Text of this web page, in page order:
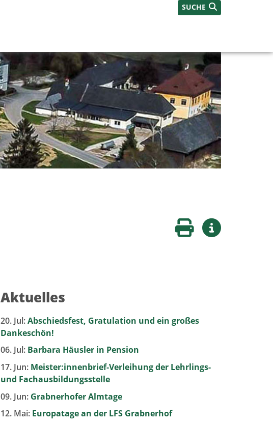
SUCHE
Seite druckenWeitere Infos
Aktuelles
20. Jul:Abschiedsfest, Gratulation und ein großes
Dankeschön!
06. Jul: Barbara Häusler in Pension
17. Jun: Meister:innenbrief-Verleihung der Lehrlings-
und Fachausbildungsstelle
09. Jun: Grabnerhofer Almtage
12. Mai: Europatage an der LFS Grabnerhof